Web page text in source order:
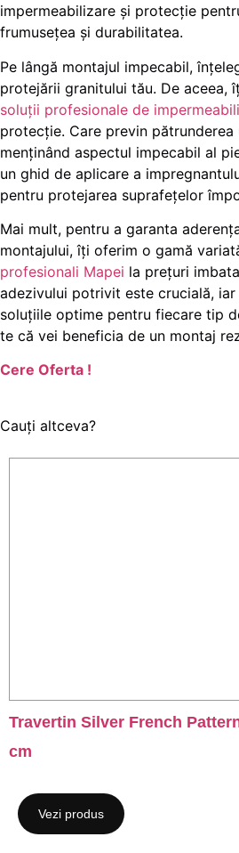
impermeabilizare și protecție
frumusețea și durabilitatea.
Pe lângă montajul impecabil,
protejării granitului tău. De aceea,
soluții profesionale de
protecție. Care previn
menținând aspectul impecabil al
un ghid de aplicare a
pentru protejarea suprafețelor
Mai mult, pentru a garanta
montajului, îți oferim o gamă
profesionali Mapei la prețuri
adezivului potrivit este crucială,
soluțiile optime pentru fiecare tip
te că vei beneficia de un montaj
Cere Oferta !
Cauți altceva?
Travertin Silver French
cm
Vezi produs